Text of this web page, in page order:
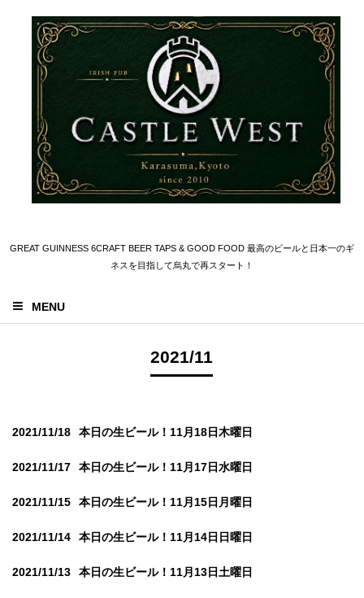
GREAT GUINNESS 6CRAFT BEER TAPS & GOOD FOOD 最高のビールと日本一のギ
ネスを目指して烏丸で再スタート！
MENU
2021/11
2021/11/18 本日の生ビール！11月18日木曜日
2021/11/17 本日の生ビール！11月17日水曜日
2021/11/15 本日の生ビール！11月15日月曜日
2021/11/14 本日の生ビール！11月14日日曜日
2021/11/13 本日の生ビール！11月13日土曜日